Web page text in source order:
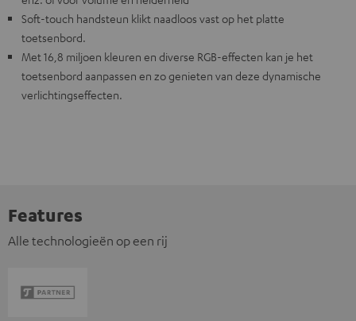
Soft-touch handsteun klikt naadloos vast op het platte
toetsenbord.
Met 16,8 miljoen kleuren en diverse RGB-effecten kan je het
toetsenbord aanpassen en zo genieten van deze dynamische
verlichtingseffecten.
Features
Alle technologieën op een rij